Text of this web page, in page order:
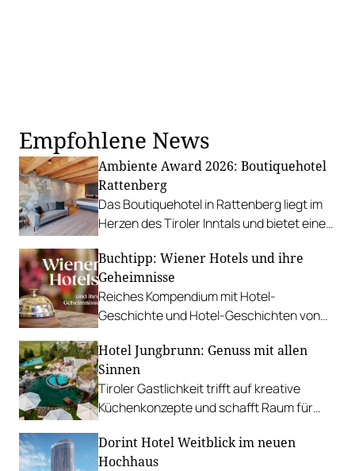
Empfohlene News
Ambiente Award 2026: Boutiquehotel
Rattenberg
Das Boutiquehotel in Rattenberg liegt im
Herzen des Tiroler Inntals und bietet eine
charmantesten alten Städte Österreichs.
Buchtipp: Wiener Hotels und ihre
Geheimnisse
Reiches Kompendium mit Hotel-
Geschichte und Hotel-Geschichten von
zum heutigen Status quo.
Hotel Jungbrunn: Genuss mit allen
Sinnen
Tiroler Gastlichkeit trifft auf kreative
Küchenkonzepte und schafft Raum für
Gewinnen Sie eine Auszeit in Tannheim.
Dorint Hotel Weitblick im neuen
Hochhaus